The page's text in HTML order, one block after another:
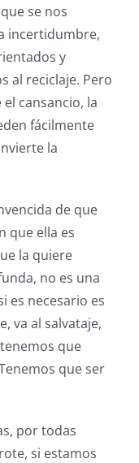
se nos
incertidumbre,
y
al reciclaje. Pero
cansancio, la
fácilmente
la
de que
que ella es
la quiere
no es una
es necesario es
va al salvataje,
que
que ser
por todas
si estamos